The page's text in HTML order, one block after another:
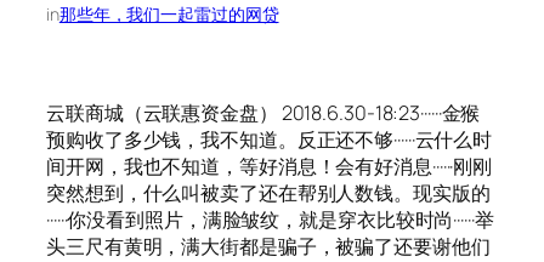
in那些年，我们一起雷过的网贷
云联商城（云联惠资金盘） 2018.6.30-18:23······金猴
预购收了多少钱，我不知道。反正还不够······云什么时
间开网，我也不知道，等好消息！会有好消息······刚刚
突然想到，什么叫被卖了还在帮别人数钱。现实版的
······你没看到照片，满脸皱纹，就是穿衣比较时尚······举
头三尺有黄明，满大街都是骗子，被骗了还要谢他们